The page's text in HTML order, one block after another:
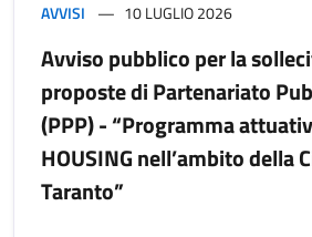
AVVISI 10 LUGLIO 2026
Avviso pubblico per la
proposte di Partenariato
(PPP) - “Programma
HOUSING nell’ambito della
Taranto”